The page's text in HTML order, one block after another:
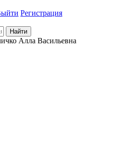
Регистрация
Найти
Алла Васильевна